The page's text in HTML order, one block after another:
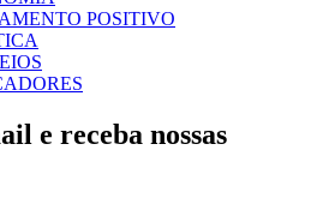
POSITIVO
e receba nossas